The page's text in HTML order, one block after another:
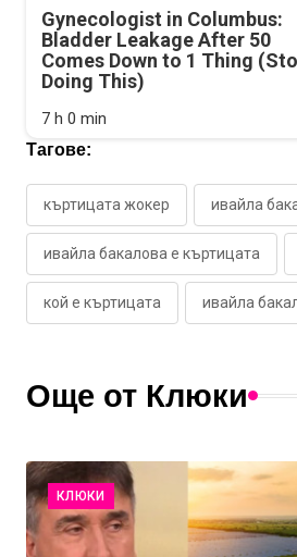
Gynecologist in Columbus:
Bladder Leakage After 50
Comes Down to 1 Thing
Doing This)
7 h 0 min
Тагове:
къртицата жокер ивайла
ивайла бакалова е къртицата
кой е къртицата ивайла
Още от Клюки
КЛЮКИ